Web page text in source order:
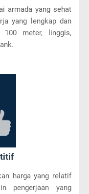
armada yang sehat
yang lengkap dan
100 meter, linggis,
harga yang relatif
pengerjaan yang